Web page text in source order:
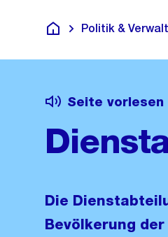
Deutsch
Politik &
Seite vorlesen
Die
Bevölkerung